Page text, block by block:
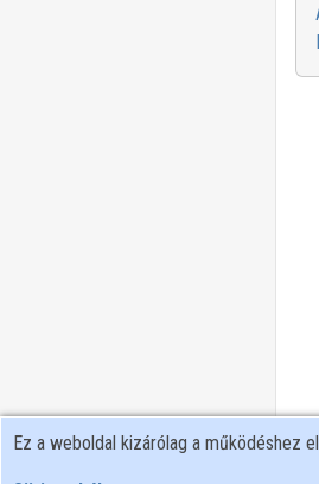
Ez a weboldal kizárólag a működéshez